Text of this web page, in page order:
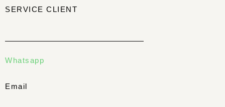
SERVICE CLIENT
Whatsapp
Email